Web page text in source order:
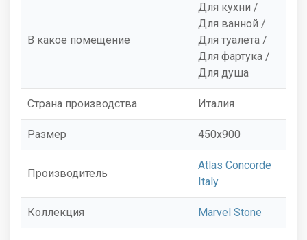
В какое помещение
Для кухни /
Для ванной /
Для туалета /
Для фартука /
Для душа
Страна производства Италия
Размер 450x900
Производитель
Atlas Concorde
Italy
Коллекция Marvel Stone